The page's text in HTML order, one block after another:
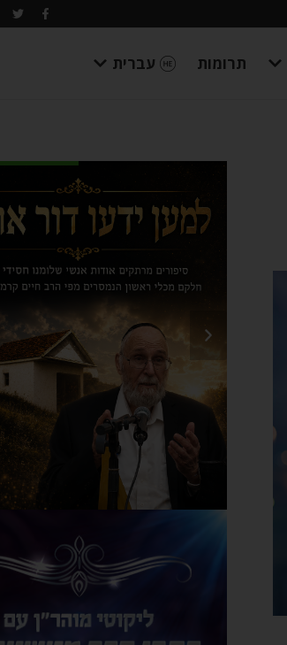
תרומות עברית